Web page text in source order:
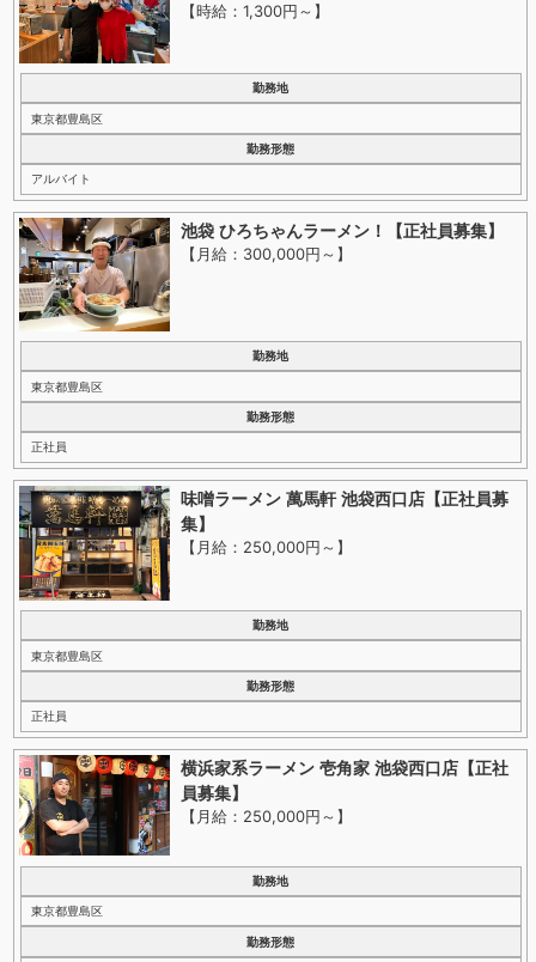
【時給：1,300円～ 】
勤務地
東京都豊島区
勤務形態
アルバイト
池袋 ひろちゃんラーメン！【正社員募集】
【月給：300,000円～ 】
勤務地
東京都豊島区
勤務形態
正社員
味噌ラーメン 萬馬軒 池袋西口店【正社員募
集】
【月給：250,000円～ 】
勤務地
東京都豊島区
勤務形態
正社員
横浜家系ラーメン 壱角家 池袋西口店【正社
員募集】
【月給：250,000円～ 】
勤務地
東京都豊島区
勤務形態